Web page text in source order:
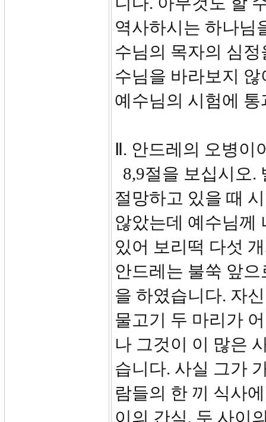
역사하시는 하나님
수님의 목자의 심
수님을 바라보지
예수님의 시험에
Ⅱ. 안드레의 오병이
8,9절을 보십시오.
절망하고 있을 때
않았는데 예수님께
있어 보리떡 다섯
안드레는 불쑥 앞
을 하였습니다. 자
물고기 두 마리가
나 그것이 이 많은
습니다. 사실 그가
람들의 한 끼 식사
이의 간식, 두 사이